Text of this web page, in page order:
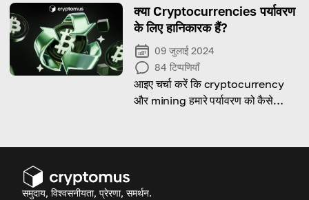
क्या Cryptocurrencies पर्यावरण
के लिए हानिकारक हैं?
09 जुलाई 2024
84 टिप्पणियाँ
आइए चर्चा करें कि cryptocurrency
और mining हमारे पर्यावरण को कैसे
समुदाय, विश्वसनीयता, प्रेरणा, समर्थन.